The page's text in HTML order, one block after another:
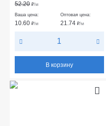
52.20 ₽/м
Ваша цена:
10.60 ₽/м
Оптовая цена:
21.74₽/м
В корзину